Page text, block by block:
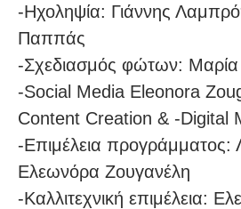
-Ηχοληψία: Γιάννης
Παππάς
-Σχεδιασμός φώτων: Μαρία
-Social Media Eleonora
Content Creation & -Digital
-Επιμέλεια
Ελεωνόρα Ζουγανέλη
-Καλλιτεχνική επιμέλεια: